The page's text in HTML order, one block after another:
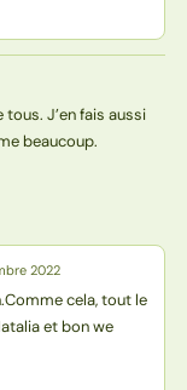
J’en fais aussi
beaucoup.
2022
cela, tout le
et bon we